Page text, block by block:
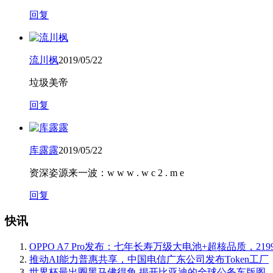
回复
流川枫2019/05/22
垃圾美帝
回复
库露露2019/05/22
资深姿源来一波：w w w . w c 2 . m e
回复
快讯
OPPO A7 Pro发布：七年长寿万级大电池+超核品质，
推动AI能力普惠共享，中国电信广东公司发布Token工厂